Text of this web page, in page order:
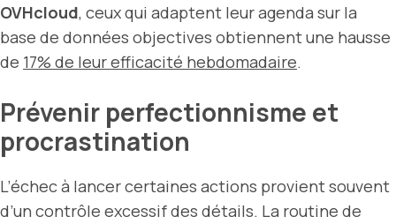
OVHcloud, ceux qui adaptent leur agenda sur la
base de données objectives obtiennent une hausse
de 17% de leur efficacité hebdomadaire.
Prévenir perfectionnisme et
procrastination
L’échec à lancer certaines actions provient souvent
d’un contrôle excessif des détails. La routine de